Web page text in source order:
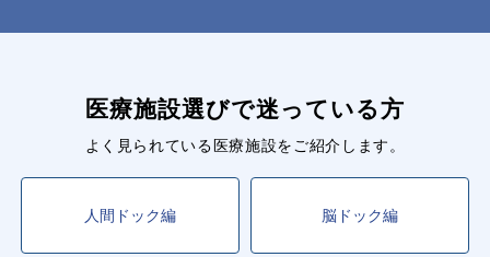
医療施設選びで迷っている方
よく見られている医療施設をご紹介します。
人間ドック編 脳ドック編